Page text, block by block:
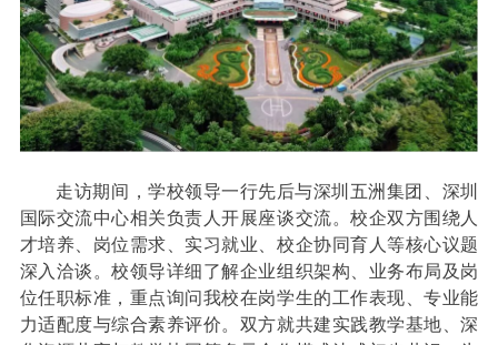
走访期间，学校领导一行先后与深圳五洲集团、深圳
国际交流中心相关负责人开展座谈交流。校企双方围绕人
才培养、岗位需求、实习就业、校企协同育人等核心议题
深入洽谈。校领导详细了解企业组织架构、业务布局及岗
位任职标准，重点询问我校在岗学生的工作表现、专业能
力适配度与综合素养评价。双方就共建实践教学基地、深